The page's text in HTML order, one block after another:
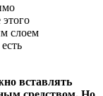
слоем
вставлять